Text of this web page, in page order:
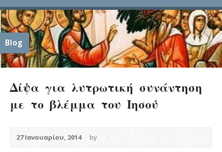
Blog
Δίψα για λυτρωτική συνάντηση
με το βλέμμα του Ιησού
27 Ιανουαρίου, 2014 by